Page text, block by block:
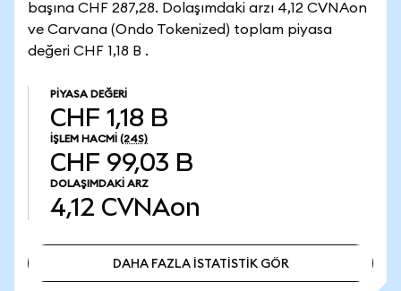
başına CHF 287,28. Dolaşımdaki arzı 4,12 CVNAon
ve Carvana (Ondo Tokenized) toplam piyasa
değeri CHF 1,18 B .
PIYASA DEĞERI
CHF 1,18 B
İŞLEM HACMI (24S)
CHF 99,03 B
DOLAŞIMDAKI ARZ
4,12 CVNAon
DAHA FAZLA İSTATİSTİK GÖR